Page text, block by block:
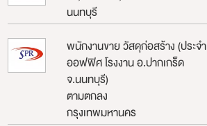
นนทบุรี
พนักงานขาย วัสดุก่อสร้าง (ประจำ
ออฟฟิศ โรงงาน อ.ปากเกร็ด
จ.นนทบุรี)
ตามตกลง
กรุงเทพมหานคร